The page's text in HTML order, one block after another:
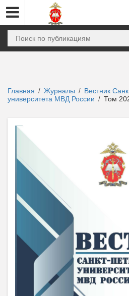
Главная / Журналы / Вестник
университета МВД России / Том